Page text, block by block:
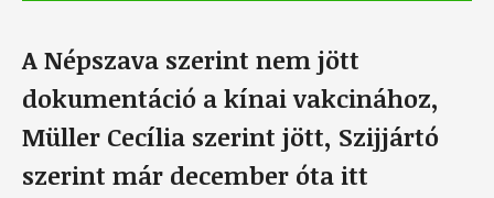
A Népszava szerint nem jött
dokumentáció a kínai vakcinához,
Müller Cecília szerint jött, Szijjártó
szerint már december óta itt